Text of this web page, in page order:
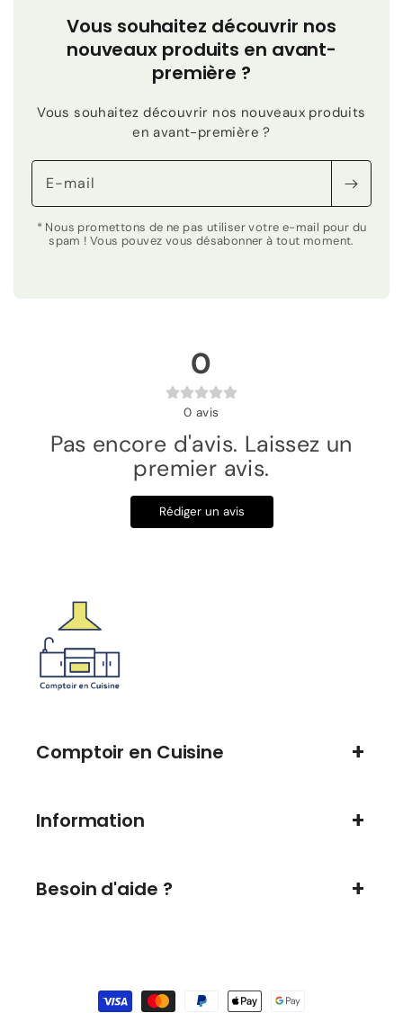
Vous souhaitez découvrir nos
nouveaux produits en avant-
première ?
Vous souhaitez découvrir nos nouveaux produits
en avant-première ?
E-mail
* Nous promettons de ne pas utiliser votre e-mail pour du
spam ! Vous pouvez vous désabonner à tout moment.
0
0 avis
Pas encore d'avis. Laissez un
premier avis.
Rédiger un avis
Comptoir en Cuisine
Information
Besoin d'aide ?
de